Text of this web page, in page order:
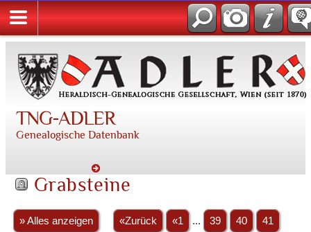
TNG-ADLER
Genealogische Datenbank
Grabsteine
» Alles anzeigen «Zurück «1 ... 39 40 41